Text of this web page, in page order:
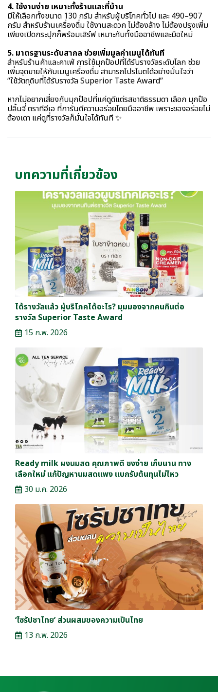
4. ใช้งานง่าย เหมาะทั้งร้านและที่บ้าน
มีให้เลือกทั้งขนาด 130 กรัม สำหรับผู้บริโภคทั่วไป และ 490–907
กรัม สำหรับร้านเครื่องดื่ม ใช้งานสะดวก ไม่ต้องล้าง ไม่ต้องปรุงเพิ่ม
เพียงเปิดกระปุกก็พร้อมเสิร์ฟ เหมาะกับทั้งมืออาชีพและมือใหม่
5. มาตรฐานระดับสากล ช่วยเพิ่มมูลค่าเมนูได้ทันที
สำหรับร้านค้าและคาเฟ่ การใช้มุกป๊อปที่ได้รับรางวัลระดับโลก ช่วย
เพิ่มจุดขายให้กับเมนูเครื่องดื่ม สามารถโปรโมตได้อย่างมั่นใจว่า
“ใช้วัตถุดิบที่ได้รับรางวัล Superior Taste Award”
หากไม่อยากเสี่ยงกับมุกป๊อปที่แค่ดูดีแต่รสชาติธรรมดา เลือก มุกป๊อ
ปลิ้นจี่ ตราทีอีเอ ที่การันตีความอร่อยโดยมืออาชีพ เพราะของอร่อยไม่
ต้องเดา แค่ดูที่รางวัลก็มั่นใจได้ทันที ✨
บทความที่เกี่ยวข้อง
ได้รางวัลแล้ว ผู้บริโภคได้อะไร? มุมมองจากคนกินต่อ
รางวัล Superior Taste Award
15 ก.พ. 2026
Ready milk ผงนมสด คุณภาพดี ชงง่าย เก็บนาน ทาง
เลือกใหม่ แก้ปัญหานมสดแพง แบกรับต้นทุนไม่ไหว
30 ม.ค. 2026
‘ไซรัปชาไทย’ ส่วนผสมของความเป็นไทย
13 ก.พ. 2026